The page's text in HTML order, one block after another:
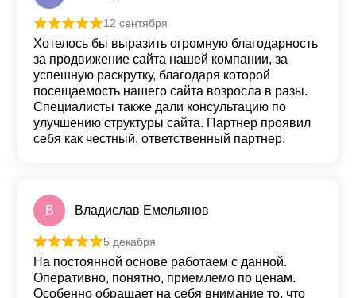
Оценка
12 сентября
Хотелось бы выразить огромную благодарность
за продвижение сайта нашей компании, за
успешную раскрутку, благодаря которой
посещаемость нашего сайта возросла в разы.
Специалисты также дали консультацию по
улучшению структуры сайта. Партнер проявил
себя как честный, ответственный партнер.
В Владислав Емельянов
Оценка 5из 5
5 декабря
На постоянной основе работаем с данной.
Оперативно, понятно, приемлемо по ценам.
Особенно обращает на себя внимание то, что